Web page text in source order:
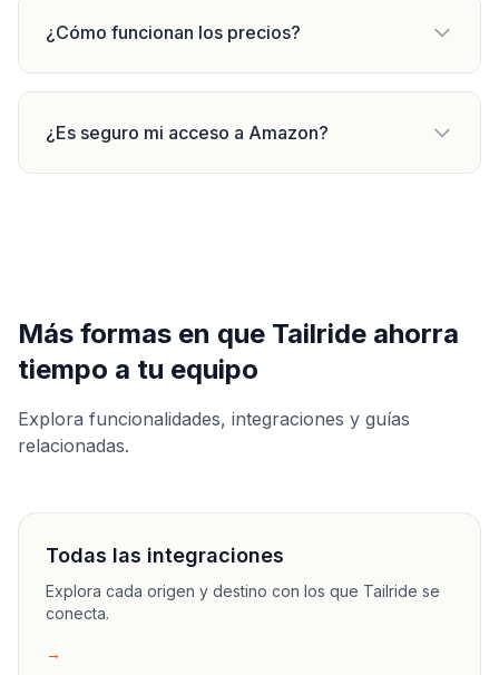
¿Cómo funcionan los precios?
¿Es seguro mi acceso a Amazon?
Más formas en que Tailride ahorra
tiempo a tu equipo
Explora funcionalidades, integraciones y guías
relacionadas.
Todas las integraciones
Explora cada origen y destino con los que Tailride se
conecta.
→